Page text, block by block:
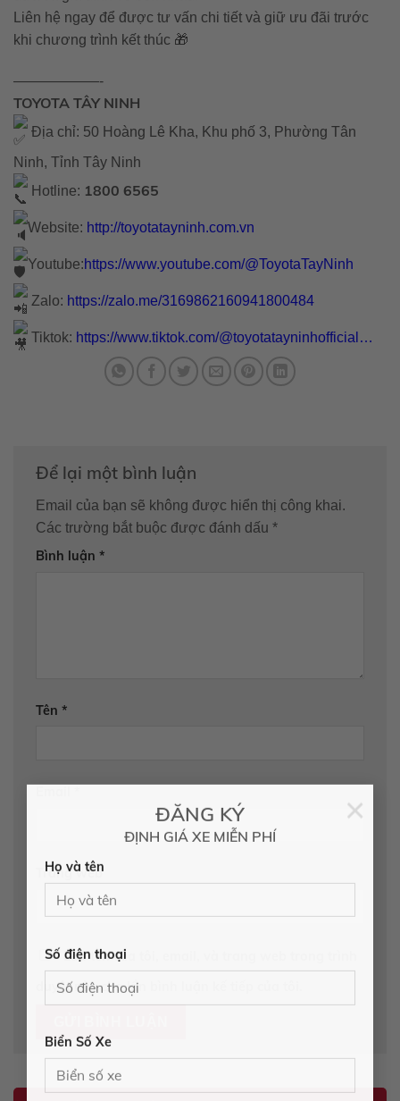
ĐĂNG KÝ
ĐỊNH GIÁ XE MIỄN PHÍ
Họ và tên
Số điện thoại
Biển Số Xe
×
Liên hệ ngay để được tư vấn chi tiết và giữ ưu đãi trước
khi chương trình kết thúc 🎁
——————-
TOYOTA TÂY NINH
Địa chỉ: 50 Hoàng Lê Kha, Khu phố 3, Phường Tân
Ninh, Tỉnh Tây Ninh
Hotline: 1800 6565
Website: http://toyotatayninh.com.vn
Youtube:https://www.youtube.com/@ToyotaTayNinh
Zalo: https://zalo.me/3169862160941800484
Tiktok: https://www.tiktok.com/@toyotatayninhofficial…
Để lại một bình luận
Email của bạn sẽ không được hiển thị công khai.
Các trường bắt buộc được đánh dấu *
Bình luận *
Tên *
Trang web
Lưu tên của tôi, email, và trang web trong trình
duyệt này cho lần bình luận kế tiếp của tôi.